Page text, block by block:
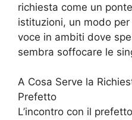
richiesta come un
istituzioni, un modo
voce in ambiti dove
sembra soffocare le
A Cosa Serve la
Prefetto
L’incontro con il